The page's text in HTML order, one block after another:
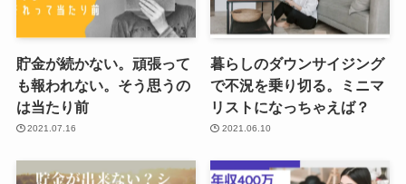
貯金が続かない。頑張って
も報われない。そう思うの
は当たり前
2021.07.16
暮らしのダウンサイジング
で不況を乗り切る。ミニマ
リストになっちゃえば？
2021.06.10